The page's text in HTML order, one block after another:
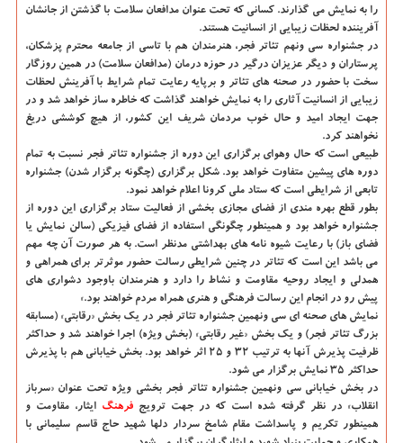
را به نمایش می گذارند. کسانی که تحت عنوان مدافعان سلامت با گذشتن از جانشان
آفریننده لحظات زیبایی از انسانیت هستند.
در جشنواره سی ونهم تئاتر فجر، هنرمندان هم با تاسی از جامعه محترم پزشکان،
پرستاران و دیگر عزیزان درگیر در حوزه درمان (مدافعان سلامت) در همین روزگار
سخت با حضور در صحنه های تئاتر و برپایه رعایت تمام شرایط با آفرینش لحظات
زیبایی از انسانیت آثاری را به نمایش خواهند گذاشت که خاطره ساز خواهد شد و در
جهت ایجاد امید و حال خوب مردمان شریف این کشور، از هیچ کوششی دریغ
نخواهند کرد.
طبیعی است که حال وهوای برگزاری این دوره از جشنواره تئاتر فجر نسبت به تمام
دوره های پیشین متفاوت خواهد بود. شکل برگزاری (چگونه برگزار شدن) جشنواره
تابعی از شرایطی است که ستاد ملی کرونا اعلام خواهد نمود.
بطور قطع بهره مندی از فضای مجازی بخشی از فعالیت ستاد برگزاری این دوره از
جشنواره خواهد بود و همینطور چگونگی استفاده از فضای فیزیکی (سالن نمایش یا
فضای باز) با رعایت شیوه نامه های بهداشتی مدنظر است. به هر صورت آن چه مهم
می باشد این است که تئاتر در چنین شرایطی رسالت حضور موثرتر برای همراهی و
همدلی و ایجاد روحیه مقاومت و نشاط را دارد و هنرمندان باوجود دشواری های
پیش رو در انجام این رسالت فرهنگی و هنری همراه مردم خواهند بود.»
نمایش های صحنه ای سی ونهمین جشنواره تئاتر فجر در یک بخش «رقابتی» (مسابقه
بزرگ تئاتر فجر) و یک بخش «غیر رقابتی» (بخش ویژه) اجرا خواهند شد و حداکثر
ظرفیت پذیرش آنها به ترتیب ۳۲ و ۲۵ اثر خواهد بود. بخش خیابانی هم با پذیرش
حداکثر ۳۵ نمایش برگزار می شود.
در بخش خیابانی سی ونهمین جشنواره تئاتر فجر بخشی ویژه تحت عنوان «سرباز
انقلاب» در نظر گرفته شده است که در جهت ترویج فرهنگ ایثار، مقاومت و
همینطور تکریم و پاسداشت مقام شامخ سردار دلها شهید حاج قاسم سلیمانی با